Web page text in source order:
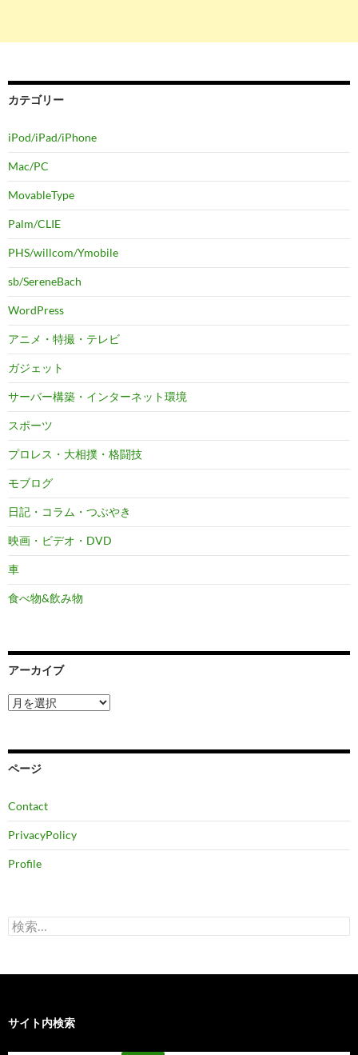
カテゴリー
iPod/iPad/iPhone
Mac/PC
MovableType
Palm/CLIE
PHS/willcom/Ymobile
sb/SereneBach
WordPress
アニメ・特撮・テレビ
ガジェット
サーバー構築・インターネット環境
スポーツ
プロレス・大相撲・格闘技
モブログ
日記・コラム・つぶやき
映画・ビデオ・DVD
車
食べ物&飲み物
アーカイブ
ア
ー
ブ
ページ
Contact
PrivacyPolicy
Profile
検
索:
サイト内検索